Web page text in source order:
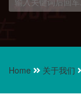
Home 关于我们